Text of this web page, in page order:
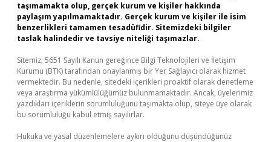
taşımamakta olup, gerçek kurum ve kişiler hakkında
paylaşım yapılmamaktadır. Gerçek kurum ve kişiler ile isim
benzerlikleri tamamen tesadüfidir. Sitemizdeki bilgiler
taslak halindedir ve tavsiye niteliği taşımazlar.
Sitemiz, 5651 Sayılı Kanun gereğince Bilgi Teknolojileri ve İletişim
Kurumu (BTK) tarafından onaylanmış bir Yer Sağlayıcı olarak hizmet
vermektedir. Bu nedenle, sitedeki içerikleri proaktif olarak denetleme
veya araştırma yükümlülüğümüz bulunmamaktadır. Ancak, üyelerimiz
yazdıkları içeriklerin sorumluluğunu taşımakta olup, siteye üye olarak
bu sorumluluğu kabul etmiş sayılırlar.
Hukuka ve yasal düzenlemelere aykırı olduğunu düşündüğünüz